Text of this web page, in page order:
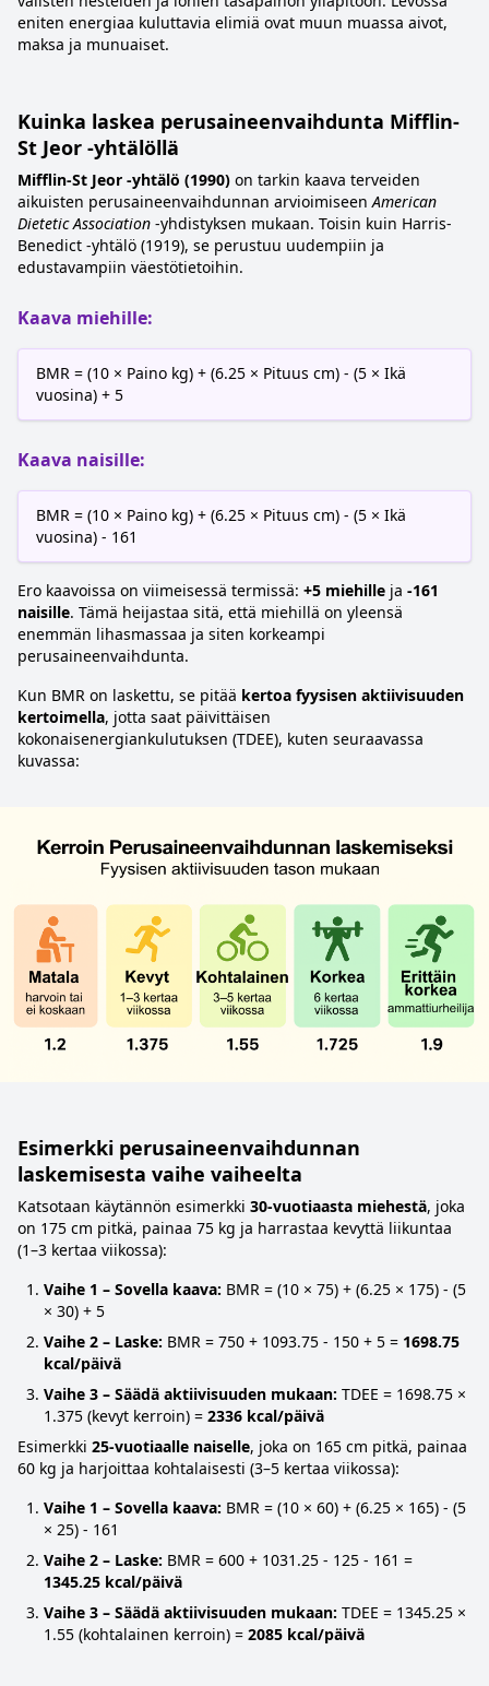
eniten energiaa kuluttavia elimiä ovat muun muassa aivot,
maksa ja munuaiset.
Kuinka laskea perusaineenvaihdunta Mifflin-
St Jeor -yhtälöllä
Mifflin-St Jeor -yhtälö (1990) on tarkin kaava terveiden
aikuisten perusaineenvaihdunnan arvioimiseenAmerican
Dietetic Association -yhdistyksen mukaan. Toisin kuin Harris-
Benedict -yhtälö (1919), se perustuu uudempiin ja
edustavampiin väestötietoihin.
Kaava miehille:
BMR = (10 × Paino kg) + (6.25 × Pituus cm) - (5 × Ikä
vuosina) + 5
Kaava naisille:
BMR = (10 × Paino kg) + (6.25 × Pituus cm) - (5 × Ikä
vuosina) - 161
Ero kaavoissa on viimeisessä termissä: +5 miehille ja -161
naisille. Tämä heijastaa sitä, että miehillä on yleensä
enemmän lihasmassaa ja siten korkeampi
perusaineenvaihdunta.
Kun BMR on laskettu, se pitää kertoa fyysisen aktiivisuuden
kertoimella, jotta saat päivittäisen
kokonaisenergiankulutuksen (TDEE), kuten seuraavassa
kuvassa:
Esimerkki perusaineenvaihdunnan
laskemisesta vaihe vaiheelta
Katsotaan käytännön esimerkki 30-vuotiaasta miehestä, joka
on 175 cm pitkä, painaa 75 kg ja harrastaa kevyttä liikuntaa
(1–3 kertaa viikossa):
Vaihe 1 – Sovella kaava: BMR = (10 × 75) + (6.25 × 175) - (5
× 30) + 5
Vaihe 2 – Laske: BMR = 750 + 1093.75 - 150 + 5 = 1698.75
kcal/päivä
Vaihe 3 – Säädä aktiivisuuden mukaan: TDEE = 1698.75 ×
1.375 (kevyt kerroin) = 2336 kcal/päivä
Esimerkki 25-vuotiaalle naiselle, joka on 165 cm pitkä, painaa
60 kg ja harjoittaa kohtalaisesti (3–5 kertaa viikossa):
Vaihe 1 – Sovella kaava: BMR = (10 × 60) + (6.25 × 165) - (5
× 25) - 161
Vaihe 2 – Laske: BMR = 600 + 1031.25 - 125 - 161 =
1345.25 kcal/päivä
Vaihe 3 – Säädä aktiivisuuden mukaan: TDEE = 1345.25 ×
1.55 (kohtalainen kerroin) = 2085 kcal/päivä